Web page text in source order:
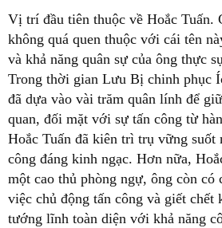
Vị trí đầu tiên thuộc về Hoắc Tuấn.
không quá quen thuộc với cái tên
và khả năng quân sự của ông thực
Trong thời gian Lưu Bị chinh phục
đã dựa vào vài trăm quân lính để
quan, đối mặt với sự tấn công từ
Hoắc Tuấn đã kiên trì trụ vững suốt
công đáng kinh ngạc. Hơn nữa,
một cao thủ phòng ngự, ông còn có
việc chủ động tấn công và giết chết
tướng lĩnh toàn diện với khả năng